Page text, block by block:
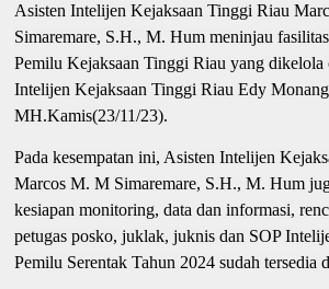
Asisten Intelijen Kejaksaan Tinggi Riau
Simaremare, S.H., M. Hum meninjau
Pemilu Kejaksaan Tinggi Riau yang
Intelijen Kejaksaan Tinggi Riau Edy
MH.Kamis(23/11/23).
Pada kesempatan ini, Asisten Intelijen
Marcos M. M Simaremare, S.H., M. Hum
kesiapan monitoring, data dan informasi,
petugas posko, juklak, juknis dan SOP
Pemilu Serentak Tahun 2024 sudah tersedia